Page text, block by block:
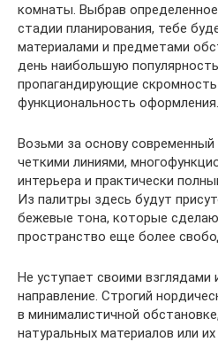
комнаты. Выбрав
стадии планирования, тебе
материалами и предметами
день наибольшую
пропагандирующие
функциональность оформления.
Возьми за основу
четкими линиями,
интерьера и практически
Из палитры здесь будут
бежевые тона, которые
пространство еще более
Не уступает своими взглядами
направление. Строгий
в минималистичной
натуральных материалов или